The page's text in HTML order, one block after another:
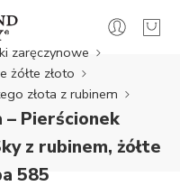
zaręczynowe
żółte złoto
złota z rubinem
Pierścionek
z rubinem, żółte
585